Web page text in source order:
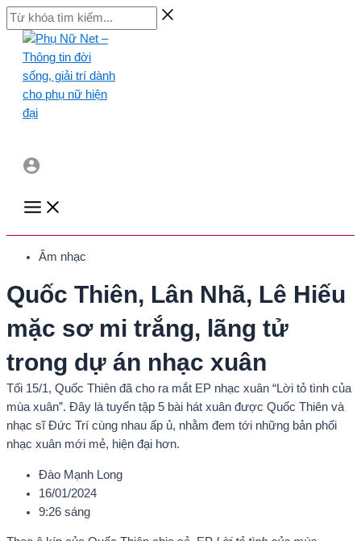
Skip
to
content
Từ
khóa
kiếm...
Main
Menu
Âm nhạc
Quốc Thiên, Lân Nhã, Lê Hiếu
mặc sơ mi trắng, lãng tử
trong dự án nhạc xuân
Tối 15/1, Quốc Thiên đã cho ra mắt EP nhạc xuân “Lời tỏ tình của
mùa xuân”. Đây là tuyển tập 5 bài hát xuân được Quốc Thiên và
nhạc sĩ Đức Trí cùng nhau ấp ủ, nhằm đem tới những bản phối
nhạc xuân mới mẻ, hiện đại hơn.
Đào Mạnh Long
16/01/2024
9:26 sáng